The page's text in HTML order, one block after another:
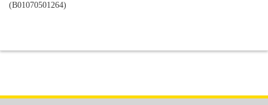
(B01070501264)